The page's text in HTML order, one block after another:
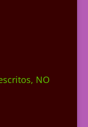
NO